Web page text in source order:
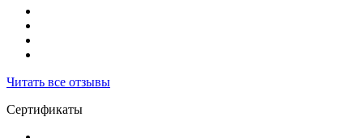
Читать все отзывы
Сертификаты